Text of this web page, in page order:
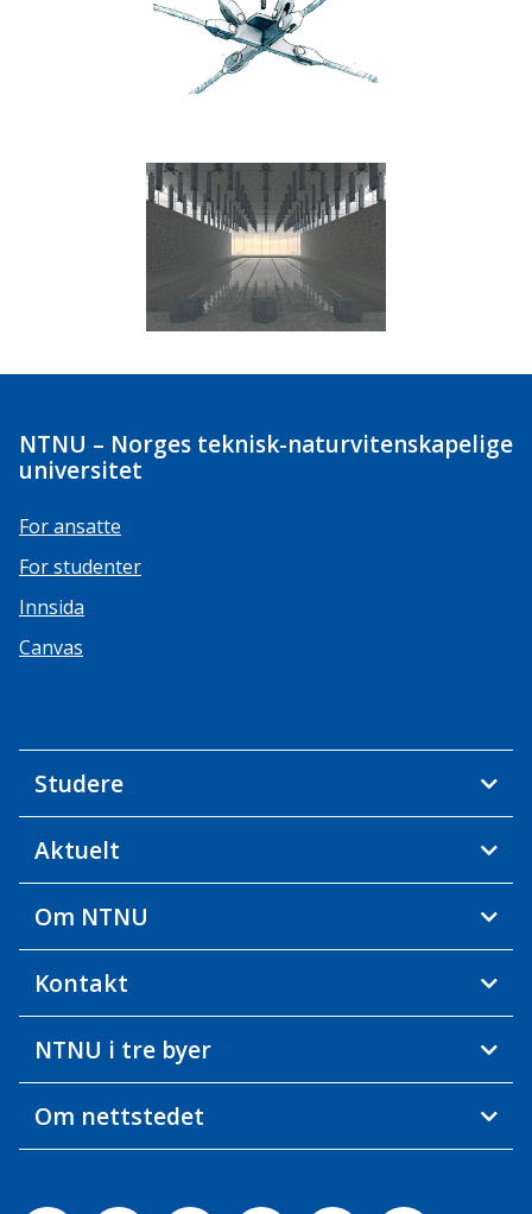
NTNU – Norges teknisk-naturvitenskapelige
universitet
For ansatte
For studenter
Innsida
Canvas
Studere
Aktuelt
Om NTNU
Kontakt
NTNU i tre byer
Om nettstedet